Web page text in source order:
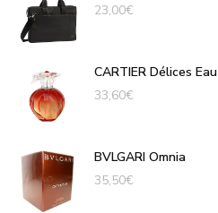
23,00€
CARTIER Délices
33,60€
BVLGARI Omnia
35,50€